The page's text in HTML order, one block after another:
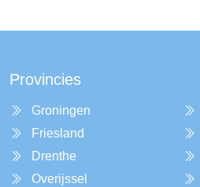
Provincies
Groningen
Friesland
Drenthe
Overijssel